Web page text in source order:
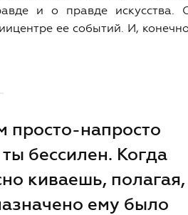
и о правде искусства.
ее событий. И,
просто-напросто
бессилен. Когда
киваешь, полагая,
ему было